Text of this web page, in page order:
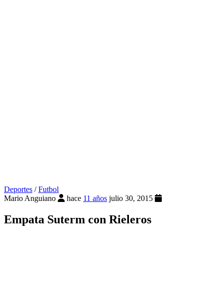
Deportes /Futbol
Mario Anguiano
hace 11 años julio 30, 2015
Empata Suterm con Rieleros